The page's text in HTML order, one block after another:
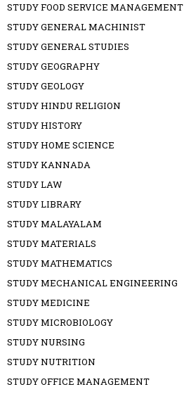
STUDY FOOD SERVICE MANAGEMENT
STUDY GENERAL MACHINIST
STUDY GENERAL STUDIES
STUDY GEOGRAPHY
STUDY GEOLOGY
STUDY HINDU RELIGION
STUDY HISTORY
STUDY HOME SCIENCE
STUDY KANNADA
STUDY LAW
STUDY LIBRARY
STUDY MALAYALAM
STUDY MATERIALS
STUDY MATHEMATICS
STUDY MECHANICAL ENGINEERING
STUDY MEDICINE
STUDY MICROBIOLOGY
STUDY NURSING
STUDY NUTRITION
STUDY OFFICE MANAGEMENT